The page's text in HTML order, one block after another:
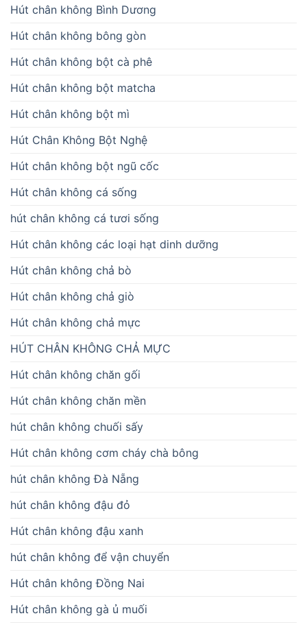
Hút chân không Bình Dương
Hút chân không bông gòn
Hút chân không bột cà phê
Hút chân không bột matcha
Hút chân không bột mì
Hút Chân Không Bột Nghệ
Hút chân không bột ngũ cốc
Hút chân không cá sống
hút chân không cá tươi sống
Hút chân không các loại hạt dinh dưỡng
Hút chân không chả bò
Hút chân không chả giò
Hút chân không chả mực
HÚT CHÂN KHÔNG CHẢ MỰC
Hút chân không chăn gối
Hút chân không chăn mền
hút chân không chuối sấy
Hút chân không cơm cháy chà bông
hút chân không Đà Nẵng
hút chân không đậu đỏ
Hút chân không đậu xanh
hút chân không để vận chuyển
Hút chân không Đồng Nai
Hút chân không gà ủ muối